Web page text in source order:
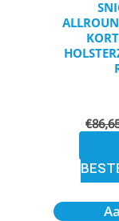
€